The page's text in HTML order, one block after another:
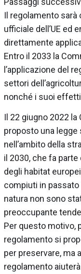
Il regolamento sarà
ufficiale dell’UE ed
direttamente
Entro il 2033 la
l’applicazione del
settori
nonché i suoi
Il 22 giugno 2022
proposto una legge
nell’ambito della
il 2030, che fa parte
degli habitat
compiuti in
natura non sono
preoccupante
Per questo motivo,
regolamento si
per preservare, ma
regolamento